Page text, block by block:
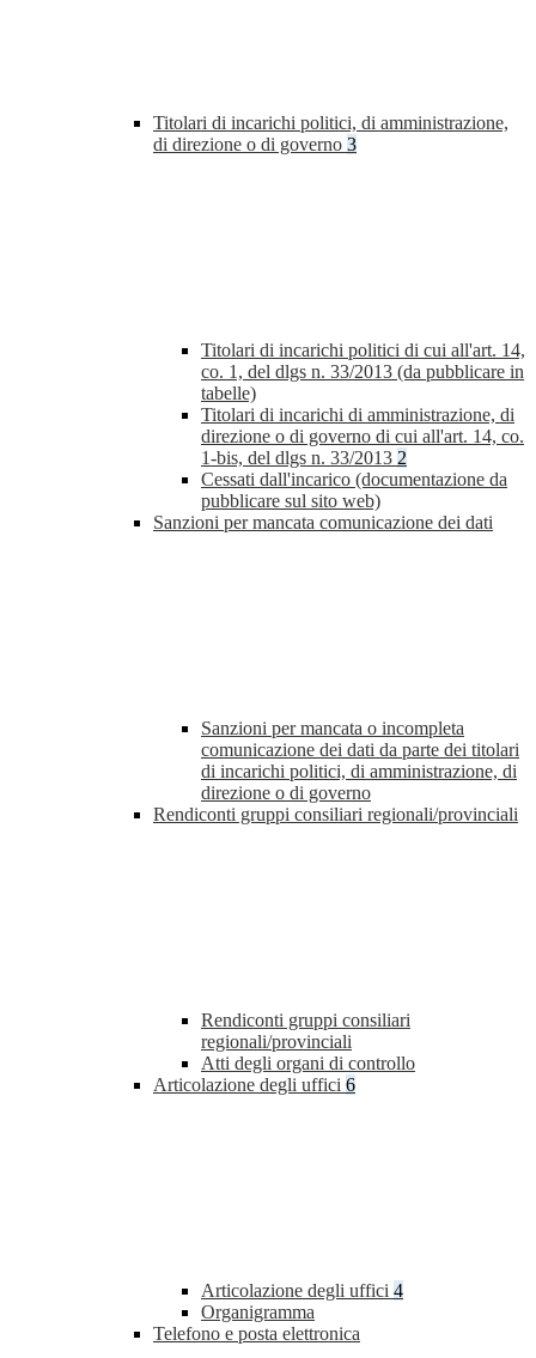
Titolari di incarichi politici, di amministrazione,
di direzione o di governo 3
Titolari di incarichi politici di cui all'art. 14,
co. 1, del dlgs n. 33/2013 (da pubblicare in
tabelle)
Titolari di incarichi di amministrazione, di
direzione o di governo di cui all'art. 14, co.
1-bis, del dlgs n. 33/2013 2
Cessati dall'incarico (documentazione da
pubblicare sul sito web)
Sanzioni per mancata comunicazione dei dati
Sanzioni per mancata o incompleta
comunicazione dei dati da parte dei titolari
di incarichi politici, di amministrazione, di
direzione o di governo
Rendiconti gruppi consiliari regionali/provinciali
Rendiconti gruppi consiliari
regionali/provinciali
Atti degli organi di controllo
Articolazione degli uffici 6
Articolazione degli uffici 4
Organigramma
Telefono e posta elettronica